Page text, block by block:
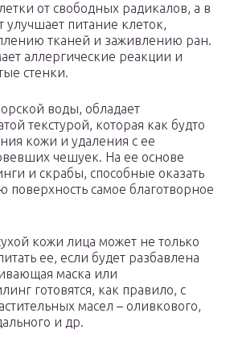
от свободных радикалов, а в
улучшает питание клеток,
тканей и заживлению ран.
аллергические реакции и
стенки.
воды, обладает
текстурой, которая как будто
кожи и удаления с ее
чешуек. На ее основе
и скрабы, способные оказать
поверхность самое благотворное
кожи лица может не только
ее, если будет разбавлена
маска или
готовятся, как правило, с
масел – оливкового,
и др.